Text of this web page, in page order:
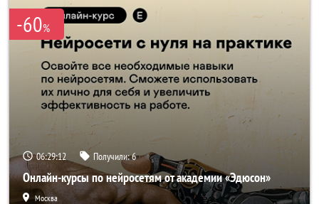
-60%
06:29:11 Получили:6
Онлайн-курсы по нейросетям от академии «Эдюсон»
Москва